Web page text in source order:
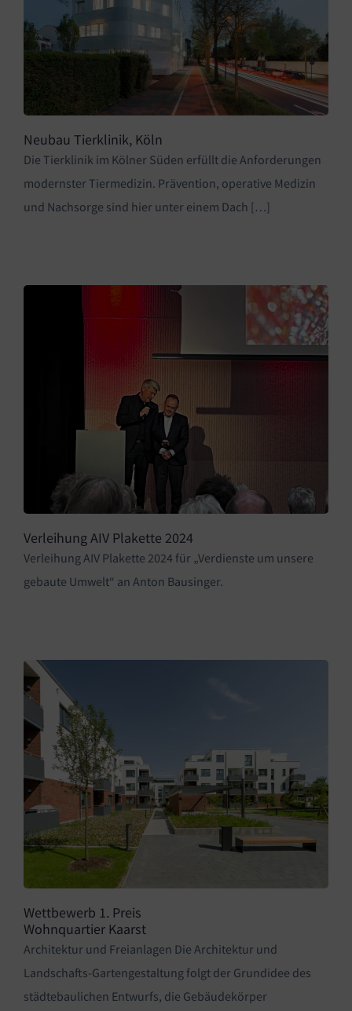
Neubau Tierklinik, Köln
Die Tierklinik im Kölner Süden erfüllt die Anforderungen
modernster Tiermedizin. Prävention, operative Medizin
und Nachsorge sind hier unter einem Dach […]
Verleihung AIV Plakette 2024
Verleihung AIV Plakette 2024 für „Verdienste um unsere
gebaute Umwelt“ an Anton Bausinger.
Wettbewerb 1. Preis
Wohnquartier Kaarst
Architektur und Freianlagen Die Architektur und
Landschafts-Gartengestaltung folgt der Grundidee des
städtebaulichen Entwurfs, die Gebäudekörper